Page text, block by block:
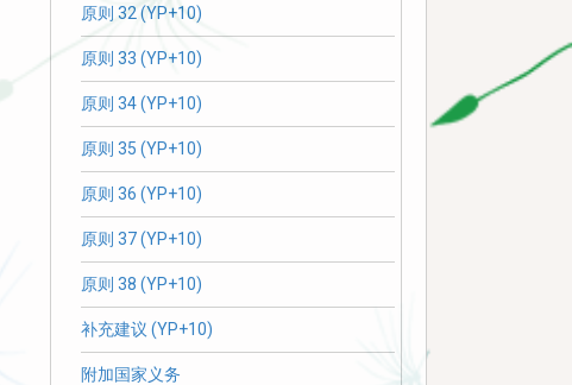
原则 32 (YP+10)
原则 33 (YP+10)
原则 34 (YP+10)
原则 35 (YP+10)
原则 36 (YP+10)
原则 37 (YP+10)
原则 38 (YP+10)
补充建议 (YP+10)
附加国家义务